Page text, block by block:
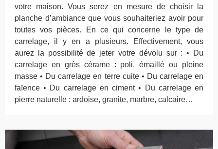
votre maison. Vous serez en mesure de choisir la
planche d’ambiance que vous souhaiteriez avoir pour
toutes vos pièces. En ce qui concerne le type de
carrelage, il y en a plusieurs. Effectivement, vous
aurez la possibilité de jeter votre dévolu sur : • Du
carrelage en grès cérame : poli, émaillé ou pleine
masse • Du carrelage en terre cuite • Du carrelage en
faïence • Du carrelage en ciment • Du carrelage en
pierre naturelle : ardoise, granite, marbre, calcaire…